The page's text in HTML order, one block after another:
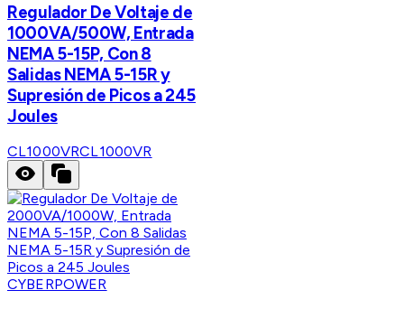
Regulador De Voltaje de
1000VA/500W, Entrada
NEMA 5-15P, Con 8
Salidas NEMA 5-15R y
Supresión de Picos a 245
Joules
CL1000VRCL1000VR
CYBERPOWER